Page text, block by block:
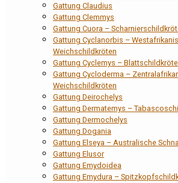
Gattung Claudius
Gattung Clemmys
Gattung Cuora –
Gattung Cyclanorbis –
Weichschildkröten
Gattung Cyclemys –
Gattung Cycloderma –
Weichschildkröten
Gattung Deirochelys
Gattung Dermatemys –
Gattung Dermochelys
Gattung Dogania
Gattung Elseya – Australische
Gattung Elusor
Gattung Emydoidea
Gattung Emydura –